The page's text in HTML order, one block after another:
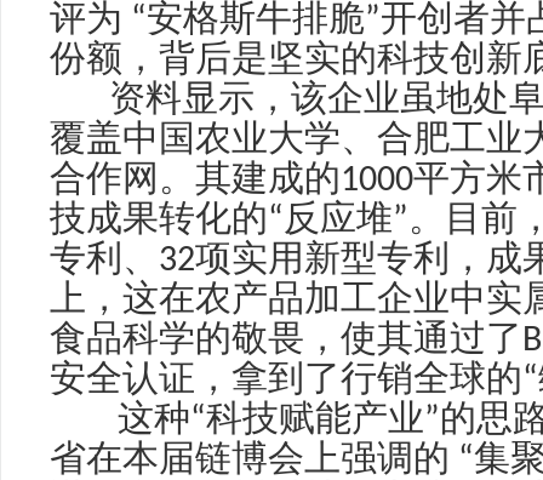
评为 “安格斯牛排脆”开创者并
份额，背后是坚实的科技创新
资料显示，该企业虽地处阜
覆盖中国农业大学、合肥工业
合作网。其建成的 1000平方米
技成果转化的 “反应堆”。目前
专利、 32项实用新型专利，成
上，这在农产品加工企业中实
食品科学的敬畏，使其通过了
安全认证，拿到了行销全球的 “
这种“科技赋能产业”的思
省在本届链博会上强调的 “集